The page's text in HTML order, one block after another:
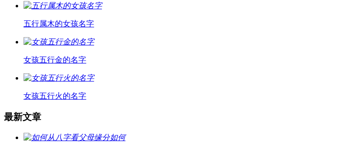
五行属木的女孩名字
女孩五行金的名字
女孩五行火的名字
最新文章